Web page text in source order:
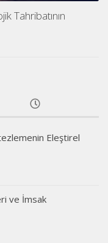
Tahribatının
Eleştirel
ve İmsak